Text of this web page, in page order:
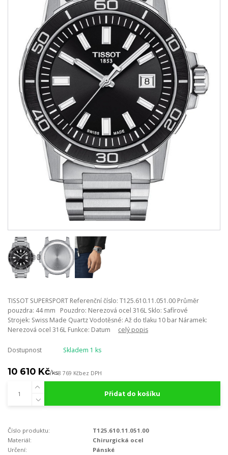
TISSOT SUPERSPORT Referenční číslo: T125.610.11.051.00 Průměr
pouzdra: 44 mm Pouzdro: Nerezová ocel 316L Sklo: Safírové
Strojek: Swiss Made Quartz Vodotěsné: Až do tlaku 10 bar Náramek:
Nerezová ocel 316L Funkce: Datum celý popis
Dostupnost Skladem 1 ks
10 610 Kč/ks8 769 Kčbez DPH
Přidat do košíku
Číslo produktu:
T125.610.11.051.00
Materiál:
Chirurgická ocel
Určení:
Pánské